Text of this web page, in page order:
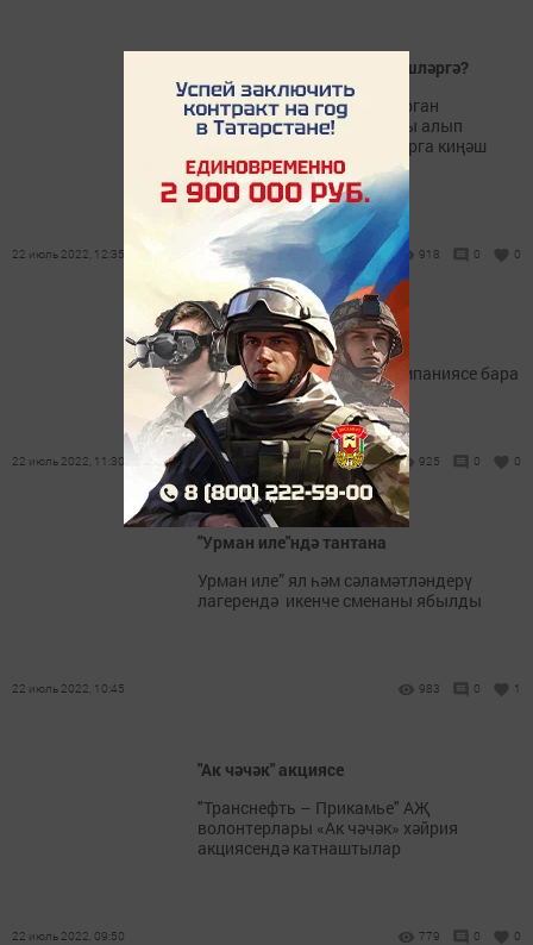
Көчле җил вакытында нишләргә?
Тәрәзәсез балконнарда торган
беркетелмәгән җиһазларны алып
куярга, өй тәрәзәләрен ябарга киңәш
ителә.
22 июль 2022, 12:35 918 0 0
Печән әзерләнә
Районда печән әзерләү кампаниясе бара
22 июль 2022, 11:30 925 0 0
"Урман иле"ндә тантана
Урман иле” ял һәм сәламәтләндерү
лагерендә икенче сменаны ябылды
22 июль 2022, 10:45 983 0 1
"Ак чәчәк" акциясе
"Транснефть – Прикамье" АҖ
волонтерлары «Ак чәчәк» хәйрия
акциясендә катнаштылар
22 июль 2022, 09:50 779 0 0